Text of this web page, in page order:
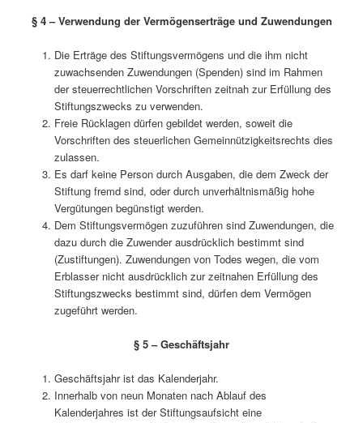
§ 4 – Verwendung der Vermögenserträge und Zuwendungen
Die Erträge des Stiftungsvermögens und die ihm nicht
zuwachsenden Zuwendungen (Spenden) sind im Rahmen
der steuerrechtlichen Vorschriften zeitnah zur Erfüllung des
Stiftungszwecks zu verwenden.
Freie Rücklagen dürfen gebildet werden, soweit die
Vorschriften des steuerlichen Gemeinnützigkeitsrechts dies
zulassen.
Es darf keine Person durch Ausgaben, die dem Zweck der
Stiftung fremd sind, oder durch unverhältnismäßig hohe
Vergütungen begünstigt werden.
Dem Stiftungsvermögen zuzuführen sind Zuwendungen, die
dazu durch die Zuwender ausdrücklich bestimmt sind
(Zustiftungen). Zuwendungen von Todes wegen, die vom
Erblasser nicht ausdrücklich zur zeitnahen Erfüllung des
Stiftungszwecks bestimmt sind, dürfen dem Vermögen
zugeführt werden.
§ 5 – Geschäftsjahr
Geschäftsjahr ist das Kalenderjahr.
Innerhalb von neun Monaten nach Ablauf des
Kalenderjahres ist der Stiftungsaufsicht eine